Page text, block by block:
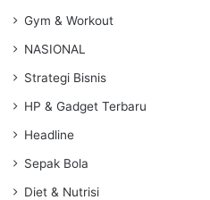
Gym & Workout
NASIONAL
Strategi Bisnis
HP & Gadget Terbaru
Headline
Sepak Bola
Diet & Nutrisi